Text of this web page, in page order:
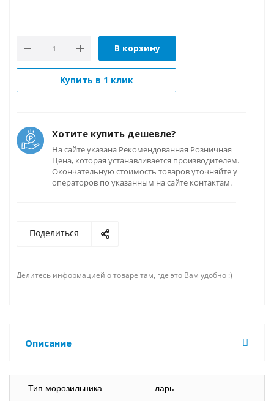
В корзину
Купить в 1 клик
Хотите купить дешевле?
На сайте указана Рекомендованная Розничная
Цена, которая устанавливается производителем.
Окончательную стоимость товаров уточняйте у
операторов по указанным на сайте контактам.
Поделиться
Делитесь информацией о товаре там, где это Вам удобно :)
Описание
Тип морозильника ларь